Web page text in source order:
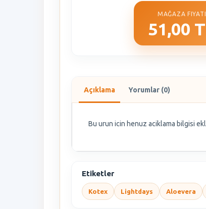
MAĞAZA FIYATI
51,00
Açıklama Yorumlar (0)
Bu urun icin henuz aciklama bilgisi
Etiketler
Kotex Lightdays Aloevera